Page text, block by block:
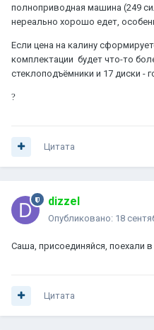
полноприводная машина (249
нереально хорошо едет,
Если цена на калину
комплектации будет что-то
стеклоподъёмники и 17 диски -
?
Цитата
dizzel
Опубликовано: 18
Саша, присоединяйся, поехали
Цитата